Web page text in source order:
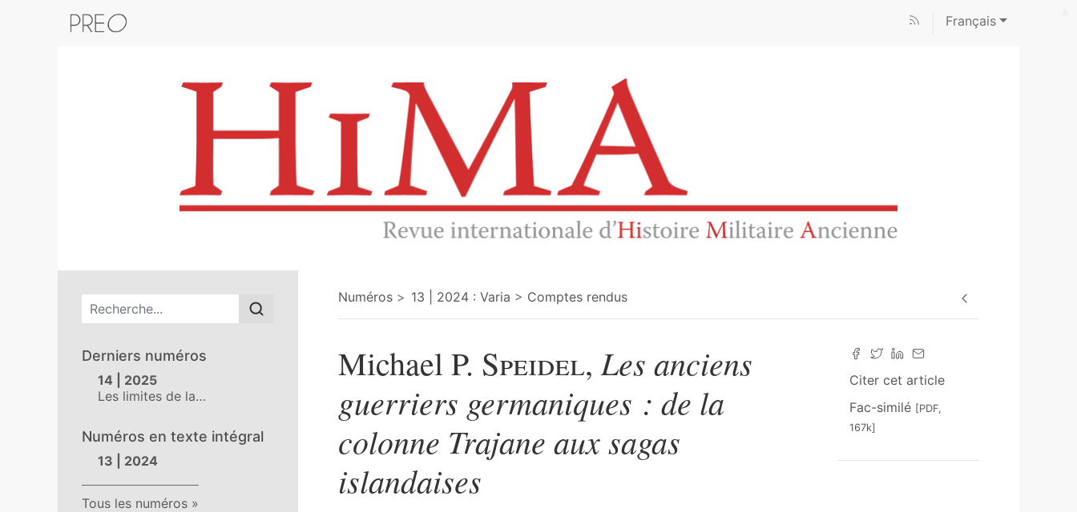
Français
Menu principal
Derniers numéros
14 | 2025
Les limites de la…
Numéros en texte intégral
13 | 2024
Tous les numéros
Numéros 13 | 2024 : Varia Comptes rendus
Citer cet article
Fac-similé [PDF,
167k]
Michael P. Speidel, Les anciens
guerriers germaniques : de la
colonne Trajane aux sagas
islandaises